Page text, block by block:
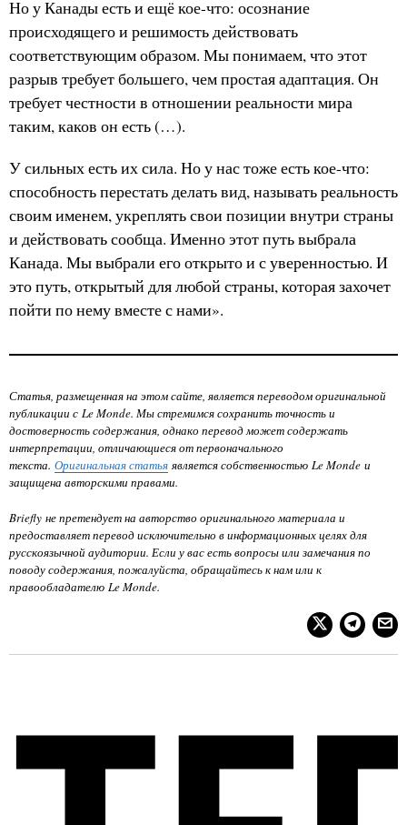
Но у Канады есть и ещё кое-что: осознание
происходящего и решимость действовать
соответствующим образом. Мы понимаем, что этот
разрыв требует большего, чем простая адаптация. Он
требует честности в отношении реальности мира
таким, каков он есть (…).
У сильных есть их сила. Но у нас тоже есть кое-что:
способность перестать делать вид, называть реальность
своим именем, укреплять свои позиции внутри страны
и действовать сообща. Именно этот путь выбрала
Канада. Мы выбрали его открыто и с уверенностью. И
это путь, открытый для любой страны, которая захочет
пойти по нему вместе с нами».
Статья, размещенная на этом сайте, является переводом оригинальной
публикации с Le Monde. Мы стремимся сохранить точность и
достоверность содержания, однако перевод может содержать
интерпретации, отличающиеся от первоначального
текста. Оригинальная статья является собственностью Le Monde и
защищена авторскими правами.
Briefly не претендует на авторство оригинального материала и
предоставляет перевод исключительно в информационных целях для
русскоязычной аудитории. Если у вас есть вопросы или замечания по
поводу содержания, пожалуйста, обращайтесь к нам или к
правообладателю Le Monde.